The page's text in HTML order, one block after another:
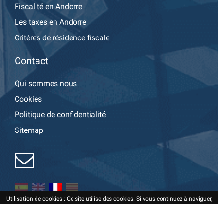
Utilisation de cookies : Ce site utilise des cookies. Si vous continuez à naviguer,
Fiscalité en Andorre
Les taxes en Andorre
Critères de résidence fiscale
Contact
Qui sommes nous
Cookies
Politique de confidentialité
Sitemap